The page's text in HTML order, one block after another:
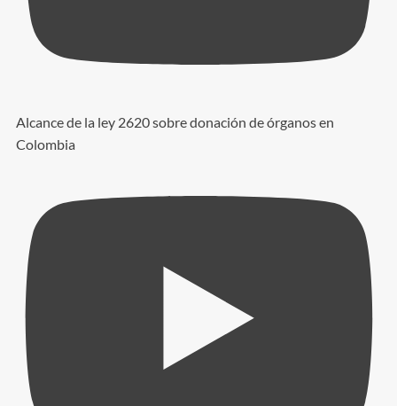
Alcance de la ley 2620 sobre donación de órganos en
Colombia